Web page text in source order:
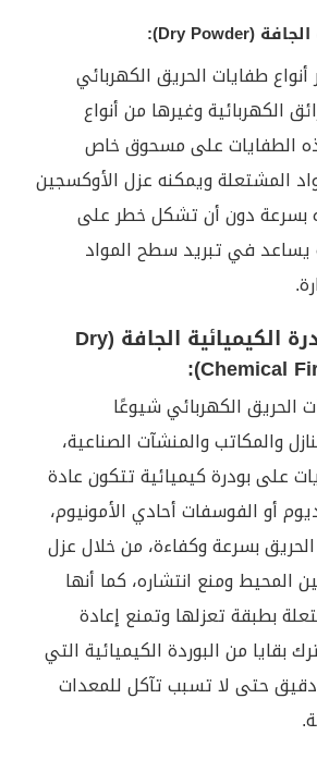
طفايات الحريق الكهربائي
الكهربائية وغيرها من أنواع
الطفايات على مسحوق خاص
المشتعلة ويمكنه عزل الأوكسجين
بسرعة دون أن تشكل خطر على
يساعد في تبريد سطح المواد
4. طفايات البودرة الكيميائية الجافة (Dry
Chemical
الحريق الكهربائي شيوعًا
والمكاتب والمنشآت الصناعية،
على بودرة كيميائية تتكون عادة
أو الفوسفات أحادي الأمونيوم،
بسرعة وكفاءة، من خلال عزل
المحيط ومنع انتشاره، كما أنها
بطبقة تعزلها وتمنع إعادة
بقايا من البوردة الكيميائية التي
حتى لا تسبب تآكل للمعدات